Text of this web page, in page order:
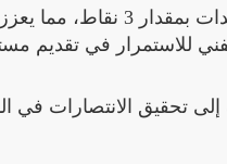
بهذا الفوز، يرفع فريق الأهلي رصيده من النقاط في بطولة الدوري المصري
للاستمرار في تقديم
تحقيق الانتصارات في